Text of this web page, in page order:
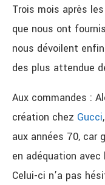
Trois mois après
que nous ont
nous dévoilent
des plus attendue
Aux commandes :
création chez Gucci
aux années 70, car
en adéquation avec
Celui-ci n’a pas